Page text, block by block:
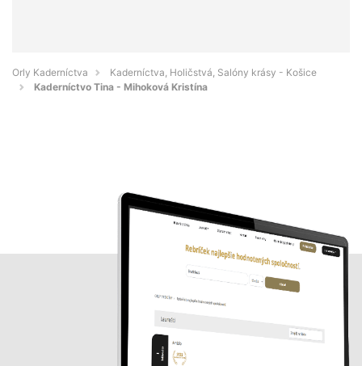
Orly Kaderníctva
Kaderníctva, Holičstvá, Salóny krásy - Košice
Kaderníctvo Tina - Mihoková Kristína